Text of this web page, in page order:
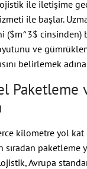
ile iletişime
ile başlar.
($m^3$ cinsinden)
ve
belirlemek
Paketleme
kilometre yol kat
sıradan paketleme
Avrupa